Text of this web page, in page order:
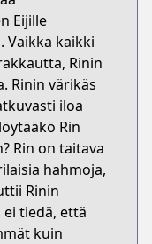
Eijille
Vaikka kaikki
Rinin
Rinin värikäs
iloa
Rin
Rin on taitava
hahmoja,
Rinin
tiedä, että
kuin